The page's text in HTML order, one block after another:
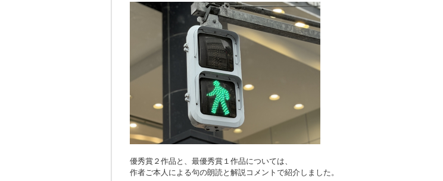
優秀賞２作品と、最優秀賞１作品については、
作者ご本人による句の朗読と解説コメントで紹介しました。